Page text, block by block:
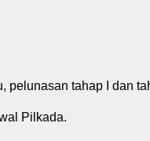
pelunasan tahap I dan
Pilkada.